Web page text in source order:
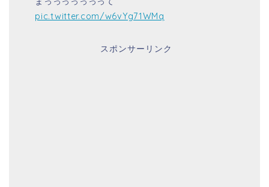
pic.twitter.com/w6vYg71WMq
スポンサーリンク